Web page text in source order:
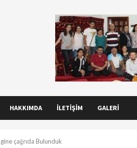
HAKKIMDA İLETIŞIM GALERI
çağrıda Bulunduk